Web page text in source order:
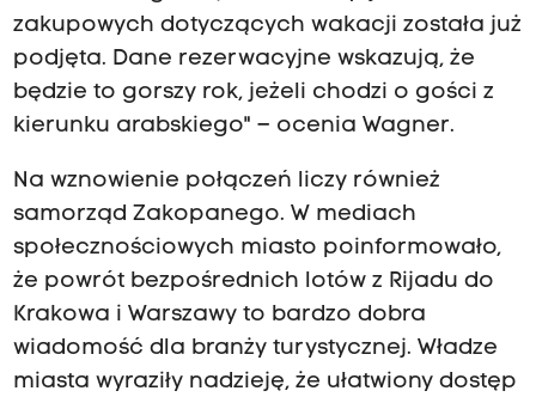
zakupowych dotyczących wakacji została już
podjęta. Dane rezerwacyjne wskazują, że
będzie to gorszy rok, jeżeli chodzi o gości z
kierunku arabskiego" – ocenia Wagner.
Na wznowienie połączeń liczy również
samorząd Zakopanego. W mediach
społecznościowych miasto poinformowało,
że powrót bezpośrednich lotów z Rijadu do
Krakowa i Warszawy to bardzo dobra
wiadomość dla branży turystycznej. Władze
miasta wyraziły nadzieję, że ułatwiony dostęp